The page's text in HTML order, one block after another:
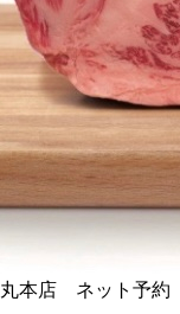
丸本店 ネット予約